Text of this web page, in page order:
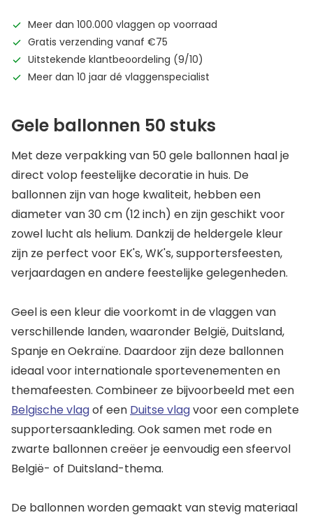
Meer dan 100.000 vlaggen op voorraad
Gratis verzending vanaf €75
Uitstekende klantbeoordeling (9/10)
Meer dan 10 jaar dé vlaggenspecialist
Gele ballonnen 50 stuks
Met deze verpakking van 50 gele ballonnen haal je
direct volop feestelijke decoratie in huis. De
ballonnen zijn van hoge kwaliteit, hebben een
diameter van 30 cm (12 inch) en zijn geschikt voor
zowel lucht als helium. Dankzij de heldergele kleur
zijn ze perfect voor EK's, WK's, supportersfeesten,
verjaardagen en andere feestelijke gelegenheden.
Geel is een kleur die voorkomt in de vlaggen van
verschillende landen, waaronder België, Duitsland,
Spanje en Oekraïne. Daardoor zijn deze ballonnen
ideaal voor internationale sportevenementen en
themafeesten. Combineer ze bijvoorbeeld met een
Belgische vlagof een Duitse vlagvoor een complete
supportersaankleding. Ook samen met rode en
zwarte ballonnen creëer je eenvoudig een sfeervol
België- of Duitsland-thema.
De ballonnen worden gemaakt van stevig materiaal